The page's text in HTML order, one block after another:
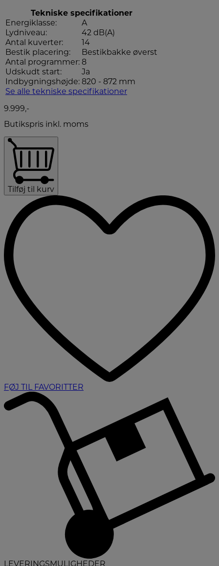
Tekniske specifikationer
Energiklasse:
A
Lydniveau:
42 dB(A)
Antal kuverter:
14
Bestik placering:
Bestikbakke øverst
Antal programmer: 8
Udskudt start:
Ja
Indbygningshøjde: 820 - 872 mm
Se alle tekniske specifikationer
9.999,-
Butikspris inkl. moms
Tilføj til kurv
FØJ TIL FAVORITTER